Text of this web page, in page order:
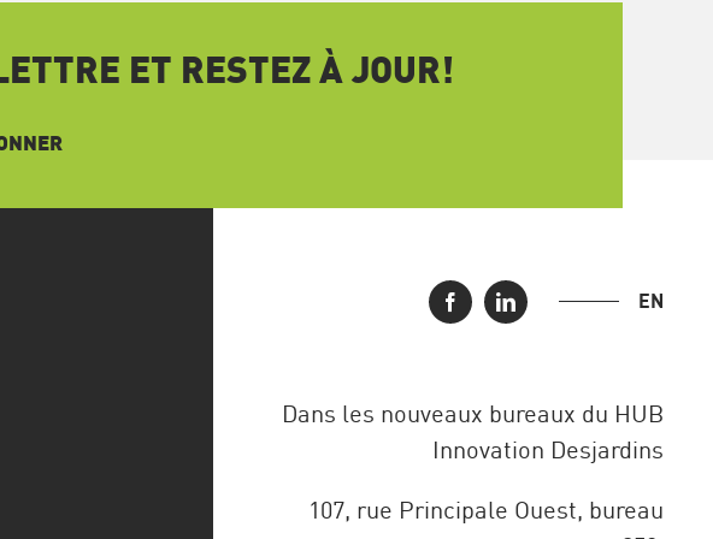
ET RESTEZ À JOUR!
EN
Dans les nouveaux bureaux du HUB
Innovation Desjardins
107, rue Principale Ouest, bureau